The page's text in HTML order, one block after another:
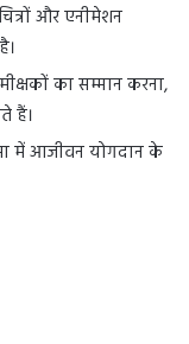
और एनीमेशन
का सम्मान करना,
हैं।
में आजीवन योगदान के